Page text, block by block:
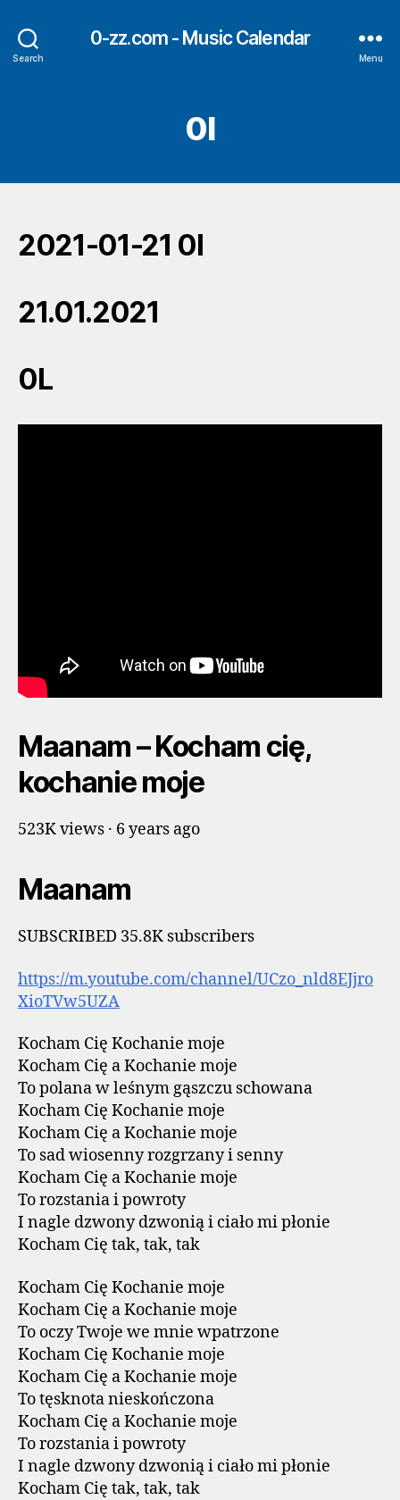
Search
0-zz.com - Music Calendar
Menu
0l
2021-01-21 0l
21.01.2021
0L
Maanam – Kocham cię,
kochanie moje
523K views · 6 years ago
Maanam
SUBSCRIBED 35.8K subscribers
https://m.youtube.com/channel/UCzo_nld8EJjro
XioTVw5UZA
Kocham Cię Kochanie moje
Kocham Cię a Kochanie moje
To polana w leśnym gąszczu schowana
Kocham Cię Kochanie moje
Kocham Cię a Kochanie moje
To sad wiosenny rozgrzany i senny
Kocham Cię a Kochanie moje
To rozstania i powroty
I nagle dzwony dzwonią i ciało mi płonie
Kocham Cię tak, tak, tak
Kocham Cię Kochanie moje
Kocham Cię a Kochanie moje
To oczy Twoje we mnie wpatrzone
Kocham Cię Kochanie moje
Kocham Cię a Kochanie moje
To tęsknota nieskończona
Kocham Cię a Kochanie moje
To rozstania i powroty
I nagle dzwony dzwonią i ciało mi płonie
Kocham Cię tak, tak, tak